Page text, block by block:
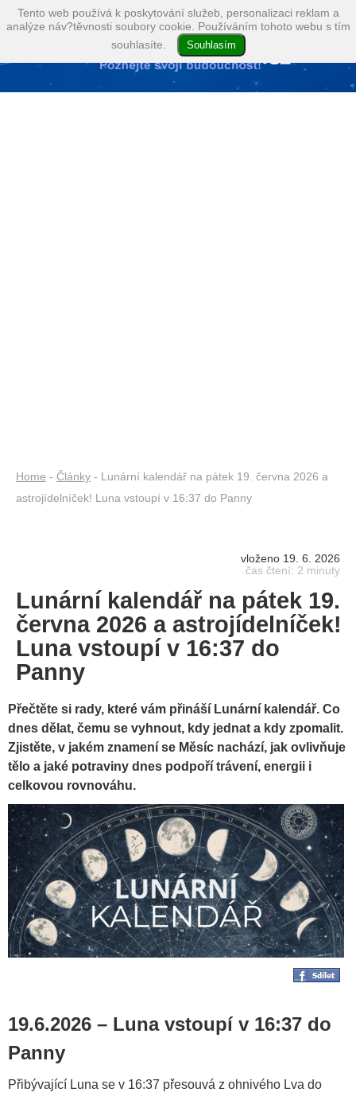
Home - Články - Lunární kalendář na pátek 19. června 2026 a
astrojídelníček! Luna vstoupí v 16:37 do Panny
vloženo 19. 6. 2026
čas čtení: 2 minuty
Lunární kalendář na pátek 19.
června 2026 a astrojídelníček!
Luna vstoupí v 16:37 do
Panny
Přečtěte si rady, které vám přináší Lunární kalendář. Co
dnes dělat, čemu se vyhnout, kdy jednat a kdy zpomalit.
Zjistěte, v jakém znamení se Měsíc nachází, jak ovlivňuje
tělo a jaké potraviny dnes podpoří trávení, energii i
celkovou rovnováhu.
19.6.2026 – Luna vstoupí v 16:37 do
Panny
Přibývající Luna se v 16:37 přesouvá z ohnivého Lva do
Tento web používá k poskytování služeb, personalizaci reklam a
analýze náv?těvnosti soubory cookie. Používáním tohoto webu s tím
souhlasíte.